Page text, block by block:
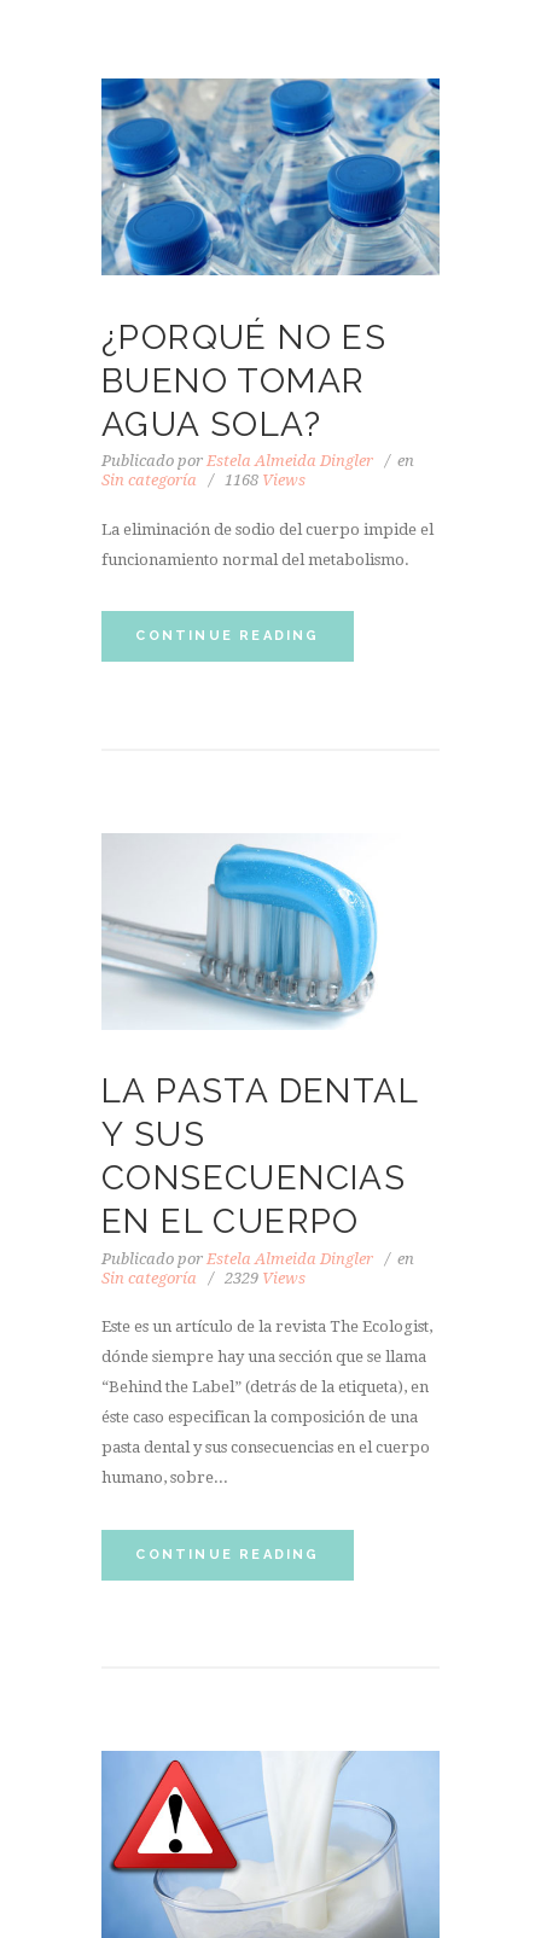
¿PORQUÉ NO ES
BUENO TOMAR
AGUA SOLA?
Publicado por Estela Almeida Dingler
en
Sin categoría
1168 Views
La eliminación de sodio del cuerpo impide el
funcionamiento normal del metabolismo.
CONTINUE READING
LA PASTA DENTAL
Y SUS
CONSECUENCIAS
EN EL CUERPO
Publicado por Estela Almeida Dingler
en
Sin categoría
2329 Views
Este es un artículo de la revista The Ecologist,
dónde siempre hay una sección que se llama
“Behind the Label” (detrás de la etiqueta), en
éste caso especifican la composición de una
pasta dental y sus consecuencias en el cuerpo
humano, sobre...
CONTINUE READING